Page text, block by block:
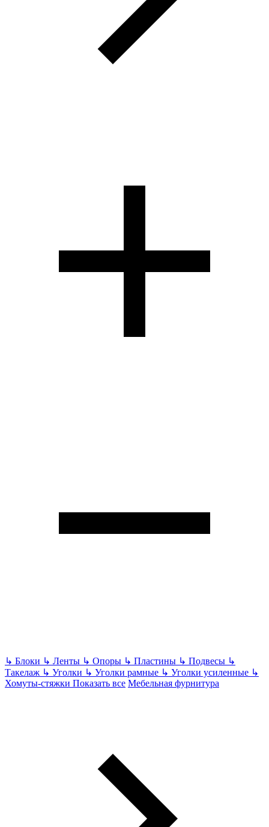
↳ Блоки ↳ Ленты ↳ Опоры ↳ Пластины ↳ Подвесы ↳
Такелаж ↳ Уголки ↳ Уголки рамные ↳ Уголки усиленные ↳
Хомуты-стяжки Показать все Мебельная фурнитура